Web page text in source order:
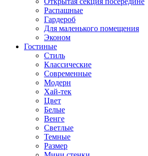
Распашные
Гардероб
Для маленького помещения
Эконом
Гостиные
Стиль
Классические
Современные
Модерн
Хай-тек
Цвет
Белые
Венге
Светлые
Темные
Размер